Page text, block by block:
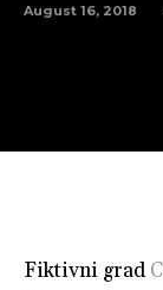
August 16, 2018
Fiktivni grad